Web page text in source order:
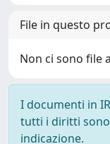
File in questo
Non ci sono file
I documenti in
tutti i diritti
indicazione.